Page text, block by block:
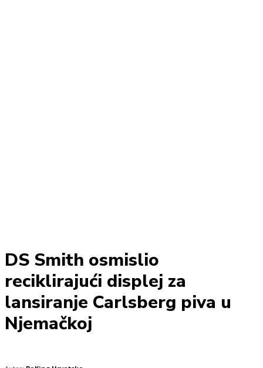
DS Smith osmislio
reciklirajući displej za
lansiranje Carlsberg piva u
Njemačkoj